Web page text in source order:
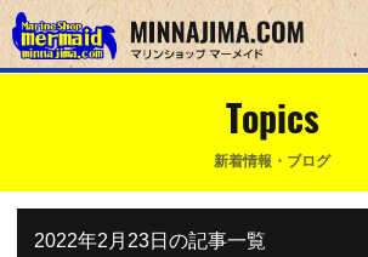
Topics
新着情報・ブログ
2022年2月23日の記事一覧